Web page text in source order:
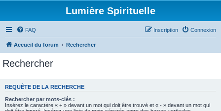
Lumière Spirituelle
FAQ Connexion
Inscription
Accueil du forum Rechercher
Rechercher
REQUÊTE DE LA RECHERCHE
Rechercher par mots-clés :
Insérez le caractère « + » devant un mot qui doit être trouvé et « - » devant un mot qui